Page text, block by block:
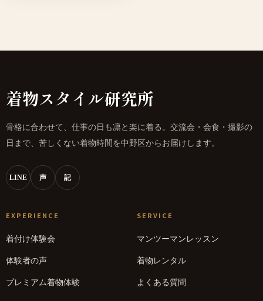
着物スタイル研究所
骨格に合わせて、仕事の日も凛と楽に着る。交流会・会食・撮影の
日まで、苦しくない着物時間を中野区からお届けします。
LINE 声 記
EXPERIENCE
着付け体験会
体験者の声
プレミアム着物体験
SERVICE
マンツーマンレッスン
着物レンタル
よくある質問